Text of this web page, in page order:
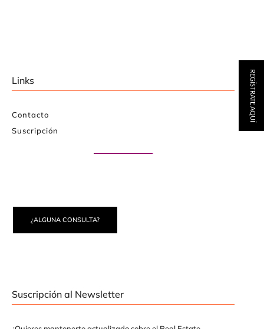
Links
Contacto
Suscripción
¿ALGUNA CONSULTA?
Suscripción al Newsletter
REGÍSTRATE AQUÍ